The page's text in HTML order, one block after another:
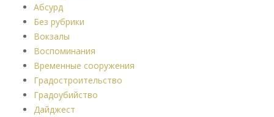
Абсурд
Без рубрики
Вокзалы
Воспоминания
Временные сооружения
Градостроительство
Градоубийство
Дайджест